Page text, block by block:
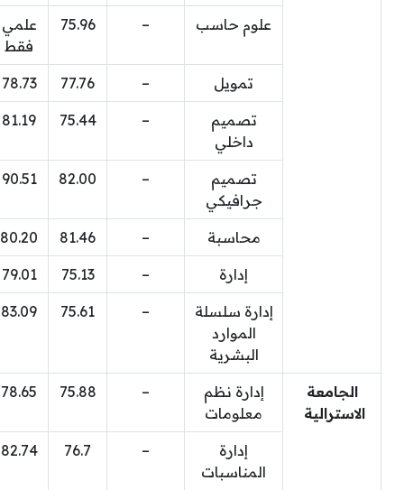
علوم حاسب –
75.96
علمي
فقط
تمويل –
77.76
78.73
تصميم
داخلي
–
75.44
81.19
تصميم
جرافيكي
–
82.00
90.51
محاسبة –
81.46
80.20
إدارة –
75.13
79.01
إدارة سلسلة
الموارد
البشرية
–
75.61
83.09
الجامعة
الاسترالية
إدارة نظم
معلومات
–
75.88
78.65
إدارة
المناسبات
–
76.7
82.74